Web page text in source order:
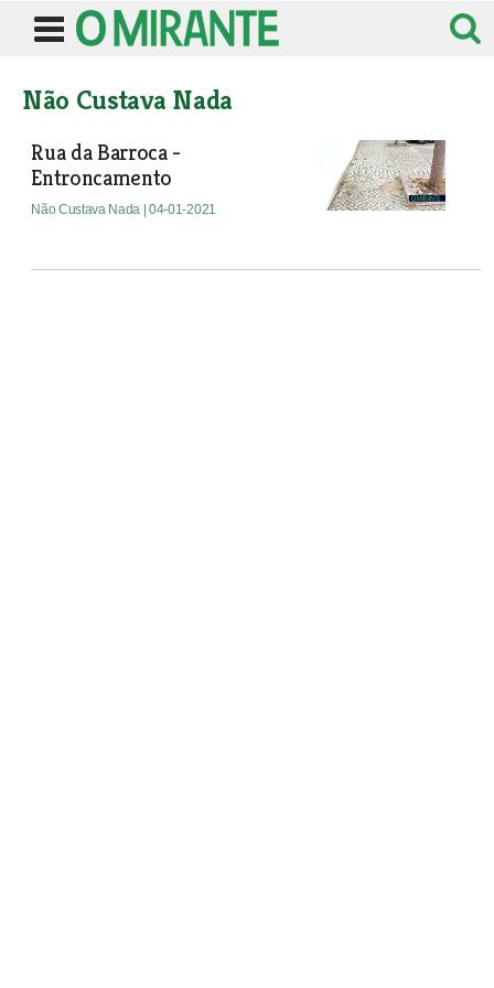
Não Custava Nada
Rua da Barroca -
Entroncamento
Não Custava Nada | 04-01-2021